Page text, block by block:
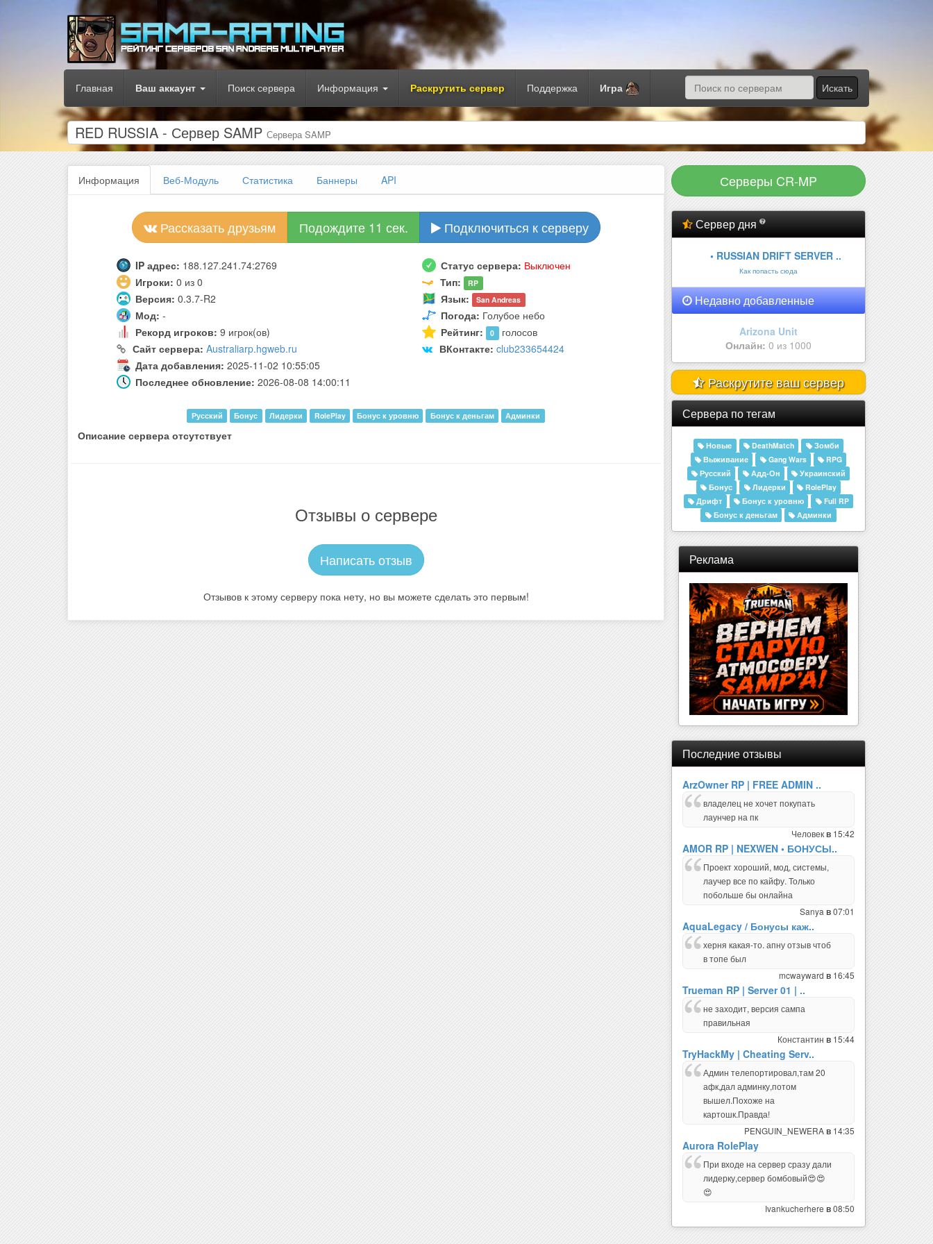
Главная Ваш аккаунт Поиск сервера Информация Раскрутить сервер Поддержка Игра Искать
RED RUSSIA - Сервер SAMP Сервера SAMP
Информация Веб-Модуль Статистика Баннеры API
Рассказать друзьям Подождите 10 сек. Подключиться к серверу
IP адрес: 188.127.241.74:2769 Статус сервера: Выключен
Игроки: 0 из 0 Тип: RP
Версия: 0.3.7-R2 Язык: San Andreas
Мод: - Погода: Голубое небо
Рекорд игроков: 9 игрок(ов) Рейтинг: 0 голосов
Сайт сервера: Australiarp.hgweb.ru ВКонтакте: club233654424
Дата добавления: 2025-11-02 10:55:05
Последнее обновление: 2026-08-08 14:00:11
Русский Бонус Лидерки RolePlay Бонус к уровню Бонус к деньгам Админки
Описание сервера отсутствует
Отзывы о сервере
Написать отзыв
Отзывов к этому серверу пока нету, но вы можете сделать это первым!
Серверы CR-MP
Сервер дня
• RUSSIAN DRIFT SERVER ..
Как попасть сюда
Недавно добавленные
Arizona BYBADR | Ser | Ждём им..
Онлайн: 1 из 1000
Раскрутите ваш сервер
Сервера по тегам
Новые DeathMatch
Зомби
Выживание
Gang Wars
RPG
Русский
Адд-Он
Украинский
Бонус
Лидерки
RolePlay
Дрифт
Бонус к уровню
Full RP
Бонус к деньгам
Админки
Реклама
Последние отзывы
ArzOwner RP | FREE ADMIN ..
владелец не хочет покупать
лаунчер на пк
Человекв 15:42
AMOR RP | NEXWEN • БОНУСЫ..
Проект хороший, мод, системы,
лаучер все по кайфу. Только
побольше бы онлайна
Sanya в07:01
AquaLegacy / Бонусы каж..
херня какая-то. апну отзыв чтоб
в топе был
mcwayward в 16:45
Trueman RP | Server 01 | ..
не заходит, версия сампа
правильная
Константин в 15:44
TryHackMy | Cheating Serv..
Админ телепортировал,там 20
афк,дал админку,потом
вышел.Похоже на
картошк.Правда!
PENGUIN_NEWERAв 14:35
Aurora RolePlay
При входе на сервер сразу дали
лидерку,сервер бомбовый😍😍
😍
Ivankucherhere в08:50